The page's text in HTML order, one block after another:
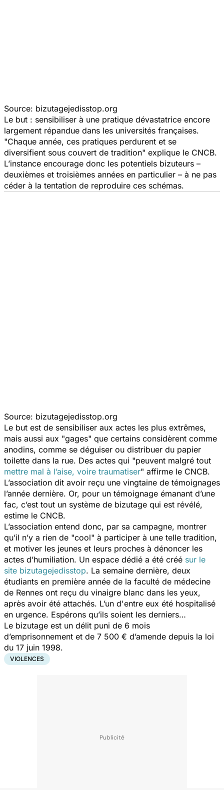
Source: bizutagejedisstop.org
Le but : sensibiliser à une pratique dévastatrice encore
largement répandue dans les universités françaises.
"Chaque année, ces pratiques perdurent et se
diversifient sous couvert de tradition" explique le CNCB.
L’instance encourage donc les potentiels bizuteurs –
deuxièmes et troisièmes années en particulier – à ne pas
céder à la tentation de reproduire ces schémas.
Source: bizutagejedisstop.org
Le but est de sensibiliser aux actes les plus extrêmes,
mais aussi aux "gages" que certains considèrent comme
anodins, comme se déguiser ou distribuer du papier
toilette dans la rue. Des actes qui "peuvent malgré tout
mettre mal à l’aise, voire traumatiser" affirme le CNCB.
L’association dit avoir reçu une vingtaine de témoignages
l’année dernière. Or, pour un témoignage émanant d’une
fac, c’est tout un système de bizutage qui est révélé,
estime le CNCB.
L’association entend donc, par sa campagne, montrer
qu’il n’y a rien de "cool" à participer à une telle tradition,
et motiver les jeunes et leurs proches à dénoncer les
actes d’humiliation. Un espace dédié a été créé sur le
site bizutagejedisstop. La semaine dernière, deux
étudiants en première année de la faculté de médecine
de Rennes ont reçu du vinaigre blanc dans les yeux,
après avoir été attachés. L’un d'entre eux été hospitalisé
en urgence. Espérons qu’ils soient les derniers…
Le bizutage est un délit puni de 6 mois
d’emprisonnement et de 7 500 € d’amende depuis la loi
du 17 juin 1998.
VIOLENCES